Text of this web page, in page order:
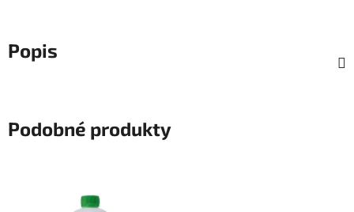
Popis
Podobné produkty